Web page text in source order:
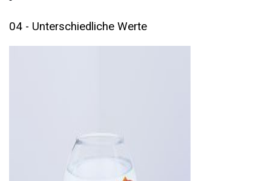
04 - Unterschiedliche Werte